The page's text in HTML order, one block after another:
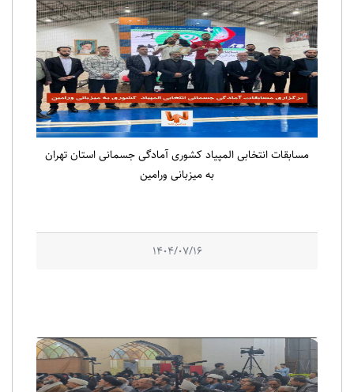
مسابقات انتخابی المپیاد کشوری آمادگی جسمانی استان تهران
به میزبانی ورامین
1404/07/16